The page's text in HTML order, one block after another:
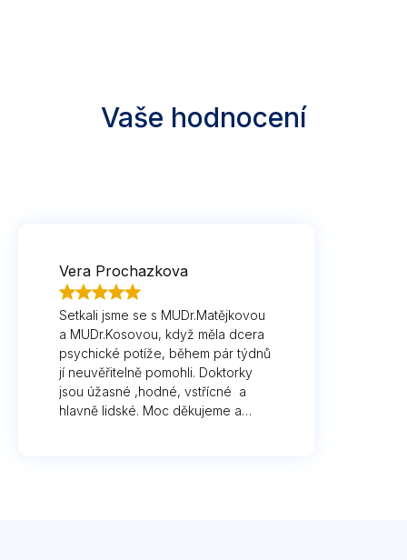
Vaše hodnocení
Vera Prochazkova
Setkali jsme se s MUDr.Matějkovou
a MUDr.Kosovou, když měla dcera
psychické potíže, během pár týdnů
jí neuvěřitelně pomohli. Doktorky
jsou úžasné ,hodné, vstřícné a
hlavně lidské. Moc děkujeme a